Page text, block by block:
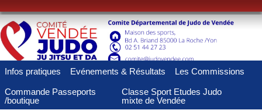
Infos pratiques Evénements & Résultats Les Commissions
Commande Passeports
/boutique
Classe Sport Etudes Judo
mixte de Vendée